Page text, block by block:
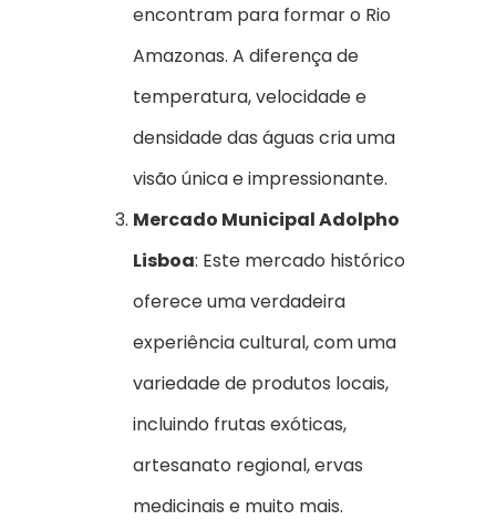
encontram para formar o Rio
Amazonas. A diferença de
temperatura, velocidade e
densidade das águas cria uma
visão única e impressionante.
Mercado Municipal Adolpho
Lisboa: Este mercado histórico
oferece uma verdadeira
experiência cultural, com uma
variedade de produtos locais,
incluindo frutas exóticas,
artesanato regional, ervas
medicinais e muito mais.